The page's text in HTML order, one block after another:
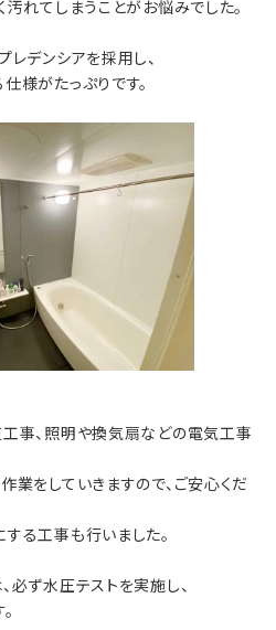
れてしまうことがお悩みでした。
レデンシアを採用し、
様がたっぷりです。
事、照明や換気扇などの電気工事
業をしていきますので、ご安心くだ
る工事も行いました。
必ず水圧テストを実施し、